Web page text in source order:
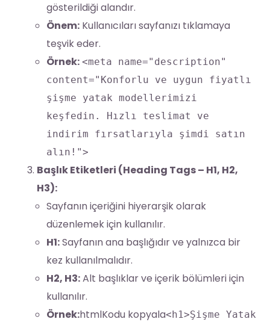
gösterildiği alandır.
Önem: Kullanıcıları sayfanızı tıklamaya
teşvik eder.
Örnek: <meta name="description"
content="Konforlu ve uygun fiyatlı
şişme yatak modellerimizi
keşfedin. Hızlı teslimat ve
indirim fırsatlarıyla şimdi satın
alın!">
Başlık Etiketleri (Heading Tags – H1, H2,
H3):
Sayfanın içeriğini hiyerarşik olarak
düzenlemek için kullanılır.
H1:Sayfanın ana başlığıdır ve yalnızca bir
kez kullanılmalıdır.
H2, H3:Alt başlıklar ve içerik bölümleri için
kullanılır.
Örnek:htmlKodu kopyala<h1>Şişme Yatak